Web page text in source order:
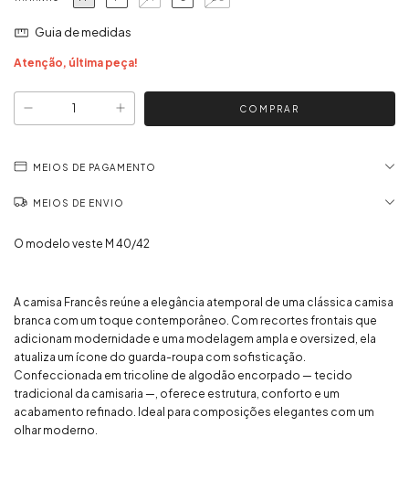
Guia de medidas
Atenção, última peça!
MEIOS DE PAGAMENTO
MEIOS DE ENVIO
O modelo veste M 40/42
A camisa Francês reúne a elegância atemporal de uma clássica camisa
branca com um toque contemporâneo. Com recortes frontais que
adicionam modernidade e uma modelagem ampla e oversized, ela
atualiza um ícone do guarda-roupa com sofisticação.
Confeccionada em tricoline de algodão encorpado — tecido
tradicional da camisaria —, oferece estrutura, conforto e um
acabamento refinado. Ideal para composições elegantes com um
olhar moderno.